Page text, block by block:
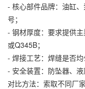
- 核心部件品牌：油缸
号；
- 钢材厚度：要求提供
或Q345B；
- 焊接工艺：焊缝是否均
- 安全装置：防坠器、液
对比方法：索取不同厂